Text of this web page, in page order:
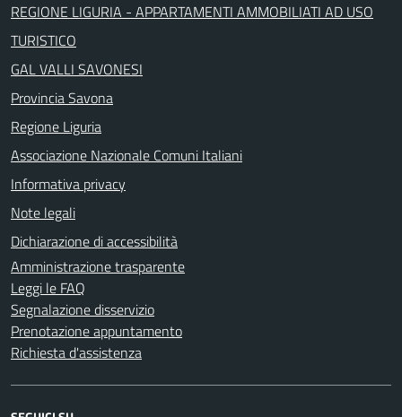
REGIONE LIGURIA - APPARTAMENTI AMMOBILIATI AD USO
TURISTICO
GAL VALLI SAVONESI
Provincia Savona
Regione Liguria
Associazione Nazionale Comuni Italiani
Informativa privacy
Note legali
Dichiarazione di accessibilità
Amministrazione trasparente
Leggi le FAQ
Segnalazione disservizio
Prenotazione appuntamento
Richiesta d'assistenza